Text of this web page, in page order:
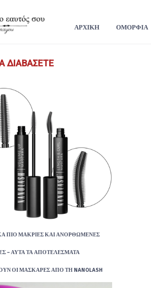
ΑΡΧΙΚΗ ΟΜΟΡΦΙΆ
ΔΙΑΒΆΣΕΤΕ
ΠΙΟ ΜΑΚΡΙΈΣ ΚΑΙ ΑΝΟΡΘΩΜΈΝΕΣ
– ΑΥΤΆ ΤΑ ΑΠΟΤΕΛΈΣΜΑΤΑ
ΟΙ ΜΆΣΚΑΡΕΣ ΑΠΌ ΤΗ NANOLASH